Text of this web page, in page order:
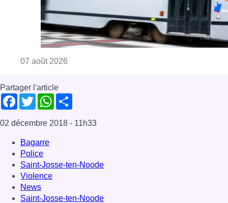
07 août 2026
Partager l'article
Facebook
TwitterWhatsApp
02 décembre 2018 - 11h33
Bagarre
Police
Saint-Josse-ten-Noode
Violence
News
Saint-Josse-ten-Noode